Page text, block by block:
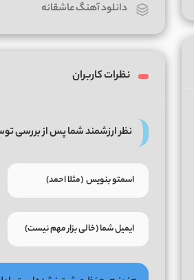
دانلود آهنگ عاشقانه
نظرات کاربران
نظر ارزشمند شما پس از بررسی